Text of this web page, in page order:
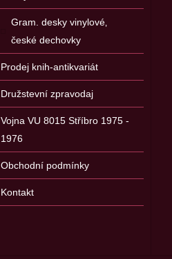
Gram. desky vinylové‚
české dechovky
Prodej knih-antikvariát
Družstevní zpravodaj
Vojna VU 8015 Stříbro 1975 -
1976
Obchodní podmínky
Kontakt